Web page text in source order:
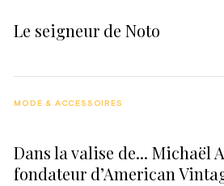
Le seigneur de Noto
Dans la valise de... Michaël
fondateur d’American
MODE & ACCESSOIRES